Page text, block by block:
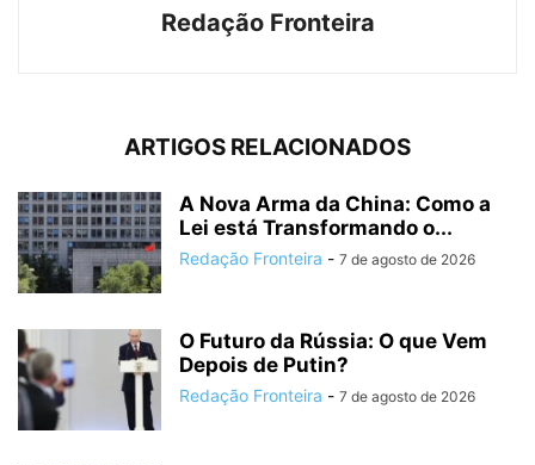
Redação Fronteira
ARTIGOS RELACIONADOS
A Nova Arma da China: Como a
Lei está Transformando o...
Redação Fronteira - 7 de agosto de 2026
O Futuro da Rússia: O que Vem
Depois de Putin?
Redação Fronteira - 7 de agosto de 2026